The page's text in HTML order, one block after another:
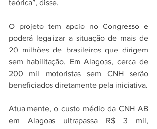
teórica”, disse.
O projeto tem apoio no Congresso e
poderá legalizar a situação de mais de
20 milhões de brasileiros que dirigem
sem habilitação. Em Alagoas, cerca de
200 mil motoristas sem CNH serão
beneficiados diretamente pela iniciativa.
Atualmente, o custo médio da CNH AB
em Alagoas ultrapassa R$ 3 mil,